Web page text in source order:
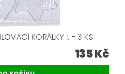
KORÁLKY I. - 3 KS
135 Kč